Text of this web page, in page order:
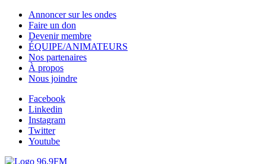
Annoncer sur les ondes
Faire un don
Devenir membre
ÉQUIPE/ANIMATEURS
Nos partenaires
À propos
Nous joindre
Facebook
Linkedin
Instagram
Twitter
Youtube